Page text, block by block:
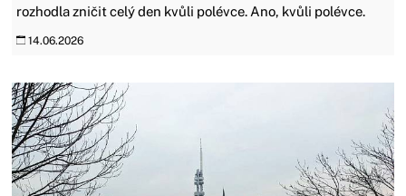
rozhodla zničit celý den kvůli polévce. Ano, kvůli polévce.
14.06.2026